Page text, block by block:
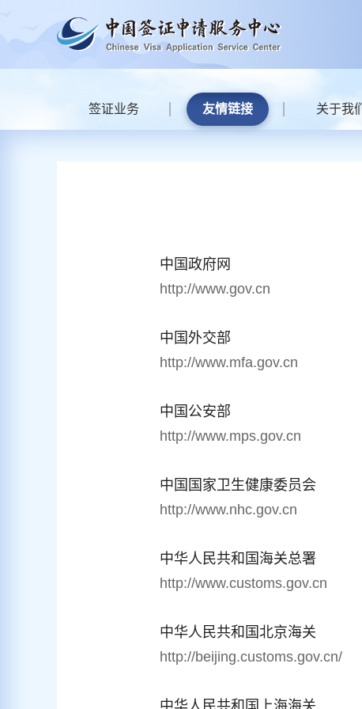
签证业务 友情链接 关于我们
中国政府网
http://www.gov.cn
中国外交部
http://www.mfa.gov.cn
中国公安部
http://www.mps.gov.cn
中国国家卫生健康委员会
http://www.nhc.gov.cn
中华人民共和国海关总署
http://www.customs.gov.cn
中华人民共和国北京海关
http://beijing.customs.gov.cn/
中华人民共和国上海海关